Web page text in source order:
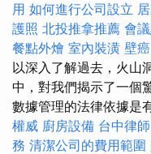
用 如何進行公司設立
護照 北投推拿推薦 會
餐點外燴 室內裝潢 壁癌
以深入了解過去，火山
中，對我們揭示了一個
數據管理的法律依據是
權威 廚房設備 台中律師
務 清潔公司的費用範圍